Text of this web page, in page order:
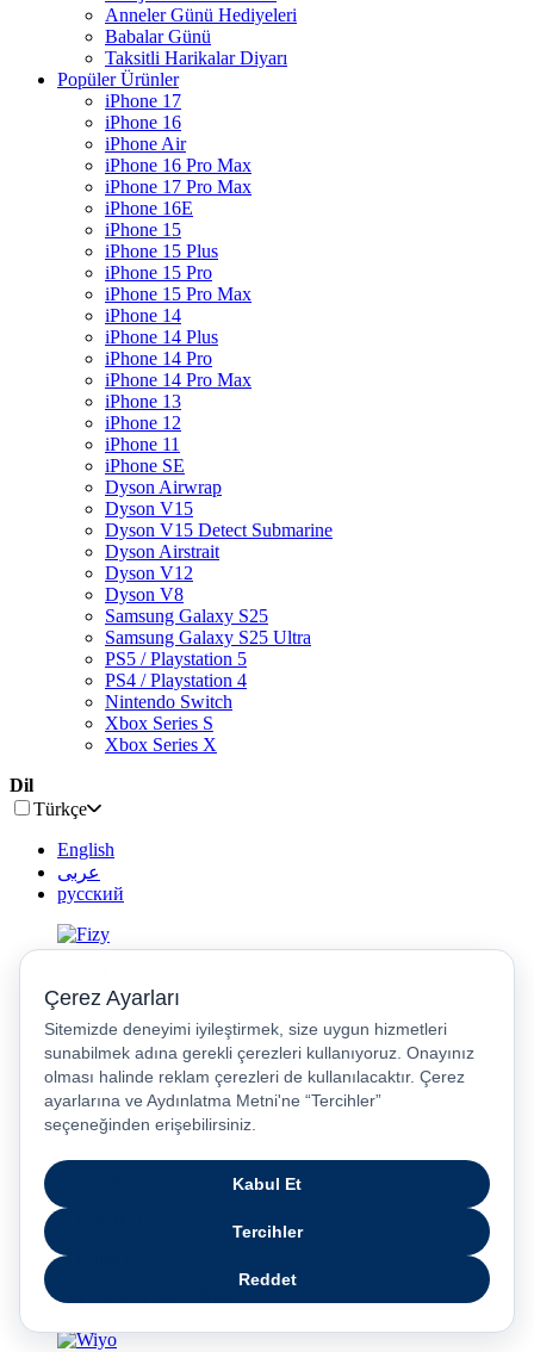
Anneler Günü Hediyeleri
Babalar Günü
Taksitli Harikalar Diyarı
Popüler Ürünler
iPhone 17
iPhone 16
iPhone Air
iPhone 16 Pro Max
iPhone 17 Pro Max
iPhone 16E
iPhone 15
iPhone 15 Plus
iPhone 15 Pro
iPhone 15 Pro Max
iPhone 14
iPhone 14 Plus
iPhone 14 Pro
iPhone 14 Pro Max
iPhone 13
iPhone 12
iPhone 11
iPhone SE
Dyson Airwrap
Dyson V15
Dyson V15 Detect Submarine
Dyson Airstrait
Dyson V12
Dyson V8
Samsung Galaxy S25
Samsung Galaxy S25 Ultra
PS5 / Playstation 5
PS4 / Playstation 4
Nintendo Switch
Xbox Series S
Xbox Series X
Dil
Türkçe
English
عربى
русский